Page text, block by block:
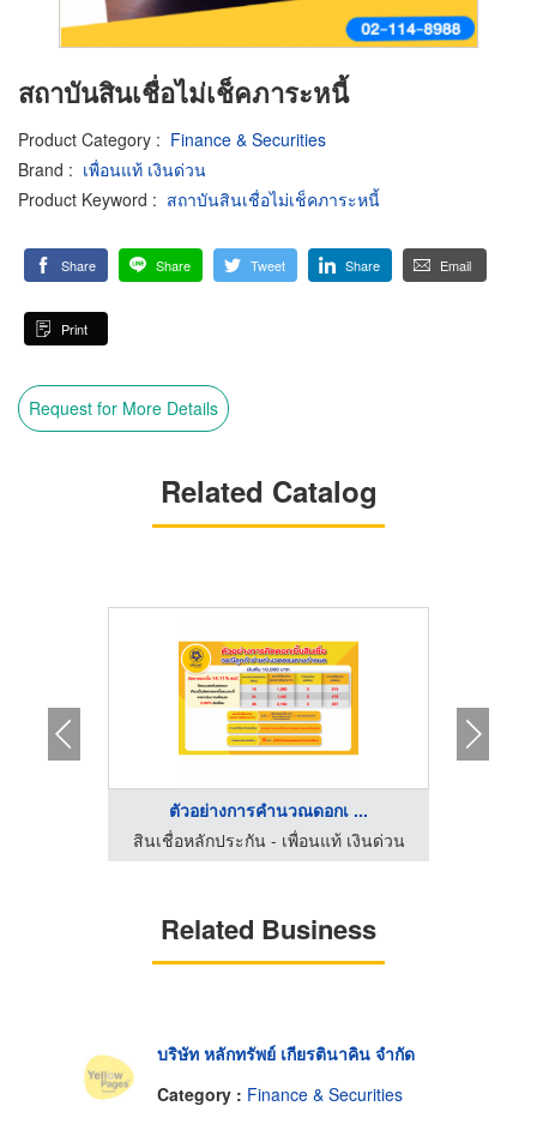
สถาบันสินเชื่อไม่เช็คภาระหนี้
Product Category : Finance & Securities
Brand : เพื่อนแท้ เงินด่วน
Product Keyword : สถาบันสินเชื่อไม่เช็คภาระหนี้
Share Share Tweet Share Email
Print
Request for More Details
Related Catalog
ตัวอย่างการคำนวณดอกเ ...
สินเชื่อหลักประกัน - เพื่อนแท้ เงินด่วน
Related Business
บริษัท หลักทรัพย์ เกียรตินาคิน จำกัด
Category : Finance & Securities